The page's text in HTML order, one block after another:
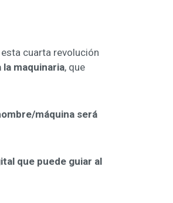
cuarta revolución
maquinaria, que
máquina será
que puede guiar al